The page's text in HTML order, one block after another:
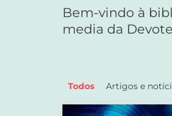
Bem-vindo à
media da
Todos Artigos e